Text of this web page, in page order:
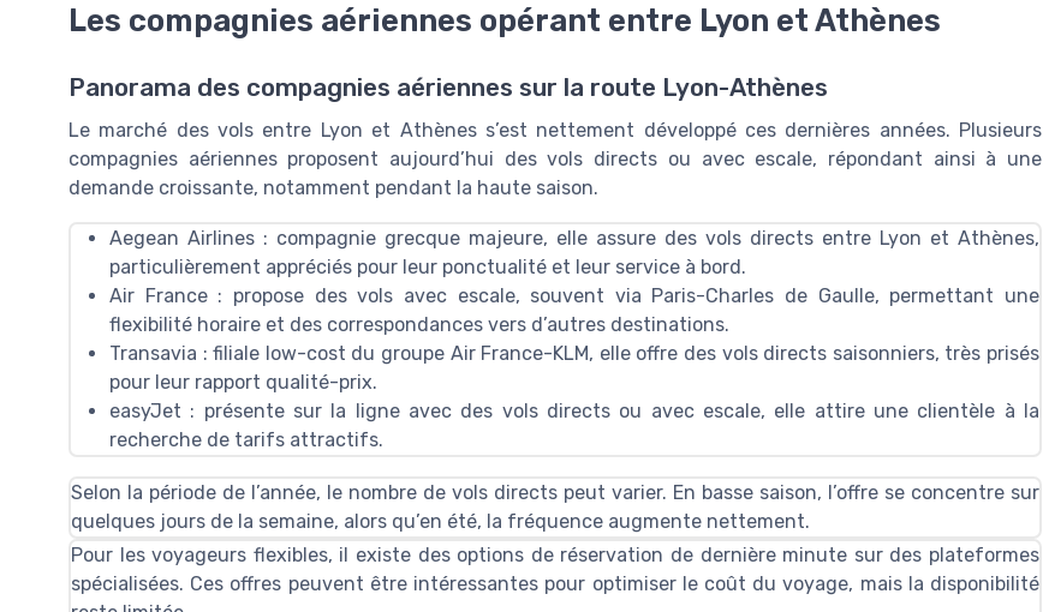
Les compagnies aériennes opérant entre Lyon et Athènes
Panorama des compagnies aériennes sur la route Lyon-Athènes
Le marché des vols entre Lyon et Athènes s’est nettement développé ces dernières années. Plusieurs
compagnies aériennes proposent aujourd’hui des vols directs ou avec escale, répondant ainsi à une
demande croissante, notamment pendant la haute saison.
Aegean Airlines : compagnie grecque majeure, elle assure des vols directs entre Lyon et Athènes,
particulièrement appréciés pour leur ponctualité et leur service à bord.
Air France: propose des vols avec escale, souvent via Paris-Charles de Gaulle, permettant une
flexibilité horaire et des correspondances vers d’autres destinations.
Transavia : filiale low-cost du groupe Air France-KLM, elle offre des vols directs saisonniers, très prisés
pour leur rapport qualité-prix.
easyJet : présente sur la ligne avec des vols directs ou avec escale, elle attire une clientèle à la
recherche de tarifs attractifs.
Selon la période de l’année, le nombre de vols directs peut varier. En basse saison, l’offre se concentre sur
quelques jours de la semaine, alors qu’en été, la fréquence augmente nettement.
Pour les voyageurs flexibles, il existe des options de réservation de dernière minute sur des plateformes
spécialisées. Ces offres peuvent être intéressantes pour optimiser le coût du voyage, mais la disponibilité